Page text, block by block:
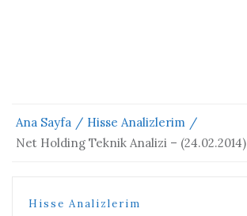
Ana Sayfa
Hisse Analizlerim
Net Holding Teknik Analizi – (24.02.2014)
Hisse Analizlerim